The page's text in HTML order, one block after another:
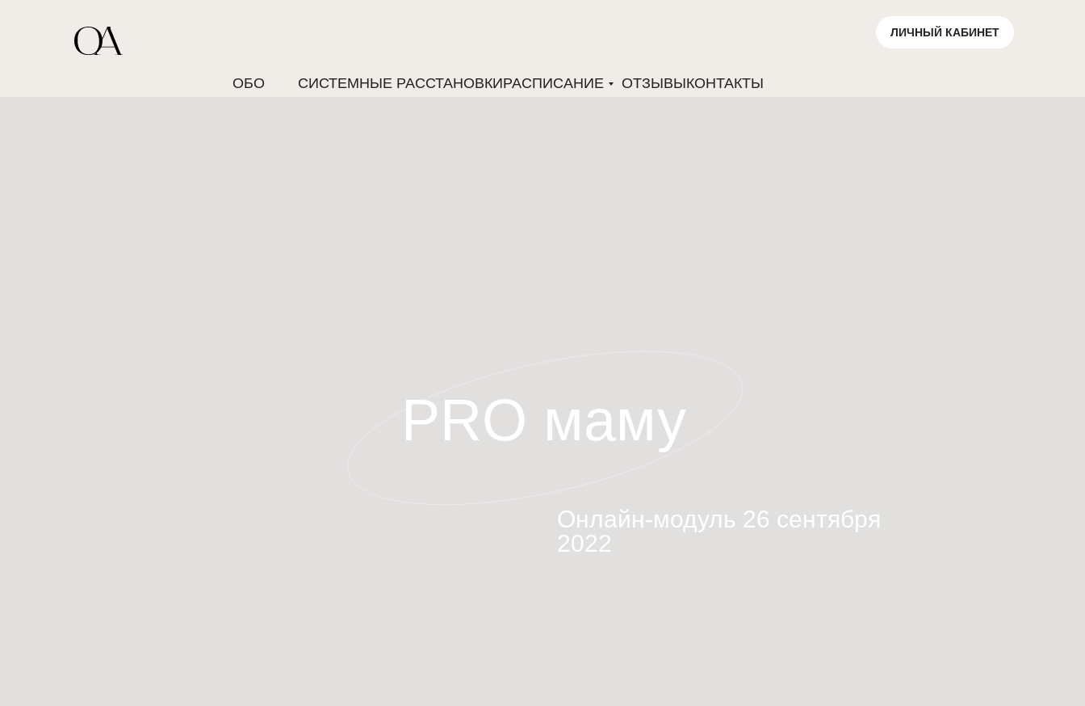
ОБО
СИСТЕМНЫЕ РАССТАНОВКИРАСПИСАНИЕ ОТЗЫВЫКОНТАКТЫ
ЛИЧНЫЙ КАБИНЕТ
PRO маму
Онлайн-модуль 26 сентября
2022